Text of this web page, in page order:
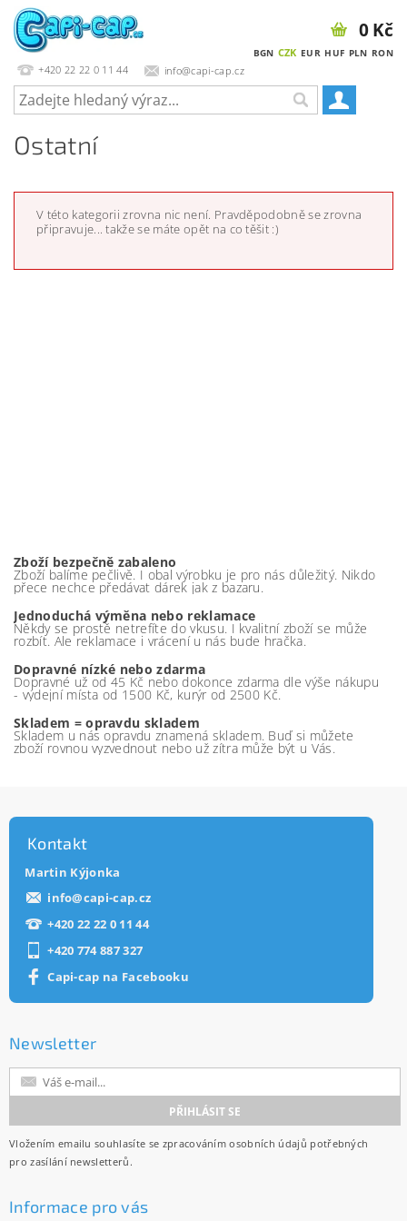
+420 22 22 0 11 44 info@capi-cap.cz
BGN CZK EUR HUF PLN RON
0 Kč
Ostatní
V této kategorii zrovna nic není. Pravděpodobně se zrovna
připravuje... takže se máte opět na co těšit :)
Zboží bezpečně zabaleno
Zboží balíme pečlivě. I obal výrobku je pro nás důležitý. Nikdo
přece nechce předávat dárek jak z bazaru.
Jednoduchá výměna nebo reklamace
Někdy se prostě netrefíte do vkusu. I kvalitní zboží se může
rozbít. Ale reklamace i vrácení u nás bude hračka.
Dopravné nízké nebo zdarma
Dopravné už od 45 Kč nebo dokonce zdarma dle výše nákupu
- výdejní místa od 1500 Kč, kurýr od 2500 Kč.
Skladem = opravdu skladem
Skladem u nás opravdu znamená skladem. Buď si můžete
zboží rovnou vyzvednout nebo už zítra může být u Vás.
Kontakt
Martin Kýjonka
info@capi-cap.cz
+420 22 22 0 11 44
+420 774 887 327
Capi-cap na Facebooku
Newsletter
Vložením emailu souhlasíte se zpracováním osobních údajů potřebných
pro zasílání newsletterů.
Informace pro vás